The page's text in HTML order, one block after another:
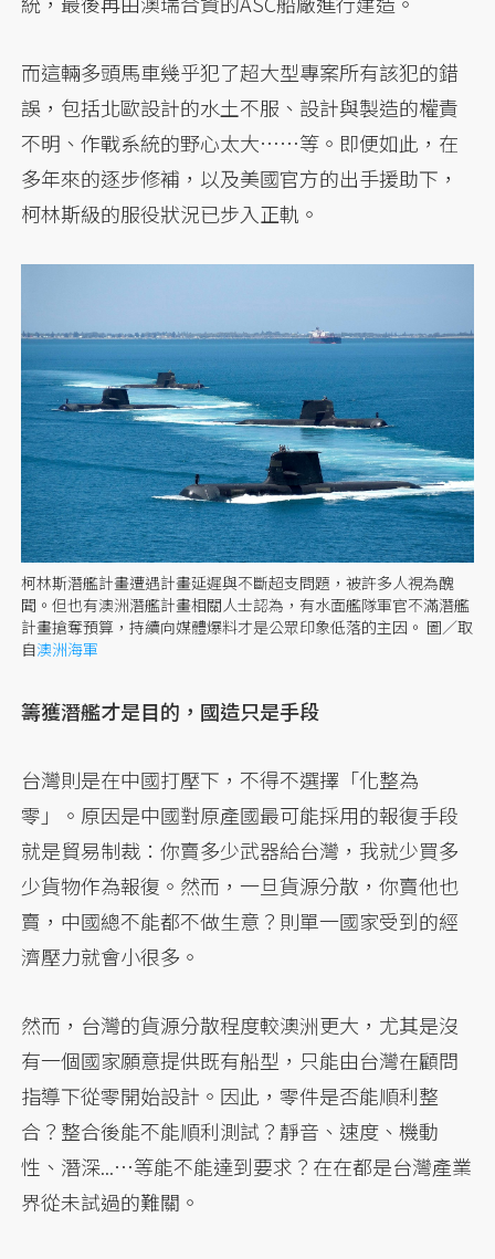
而這輛多頭馬車幾乎犯了超大型專案所有該犯的錯
誤，包括北歐設計的水土不服、設計與製造的權責
不明、作戰系統的野心太大……等。即便如此，在
多年來的逐步修補，以及美國官方的出手援助下，
柯林斯級的服役狀況已步入正軌。
柯林斯潛艦計畫遭遇計畫延遲與不斷超支問題，被許多人視為醜
聞。但也有澳洲潛艦計畫相關人士認為，有水面艦隊軍官不滿潛艦
計畫搶奪預算，持續向媒體爆料才是公眾印象低落的主因。 圖／取
自澳洲海軍
籌獲潛艦才是目的，國造只是手段
台灣則是在中國打壓下，不得不選擇「化整為
零」。原因是中國對原產國最可能採用的報復手段
就是貿易制裁：你賣多少武器給台灣，我就少買多
少貨物作為報復。然而，一旦貨源分散，你賣他也
賣，中國總不能都不做生意？則單一國家受到的經
濟壓力就會小很多。
然而，台灣的貨源分散程度較澳洲更大，尤其是沒
有一個國家願意提供既有船型，只能由台灣在顧問
指導下從零開始設計。因此，零件是否能順利整
合？整合後能不能順利測試？靜音、速度、機動
性、潛深...…等能不能達到要求？在在都是台灣產業
界從未試過的難關。